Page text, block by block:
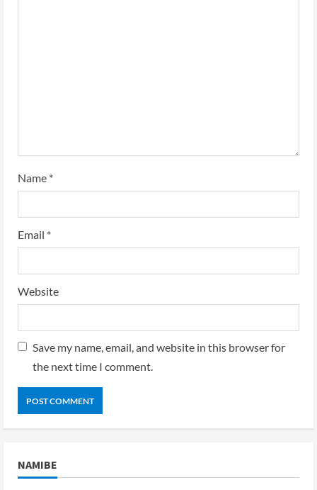
Name *
Email *
Website
Save my name, email, and website in this browser for
the next time I comment.
NAMIBE